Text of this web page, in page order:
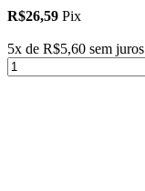
R$26,59 Pix
5x de R$5,60 sem juros